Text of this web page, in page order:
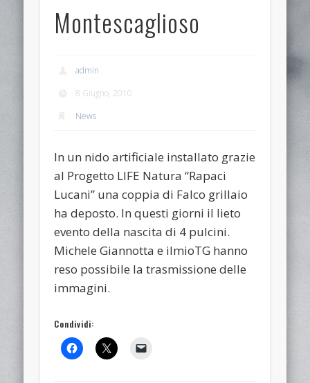
Montescaglioso
admin
8 Giugno, 2010
News
In un nido artificiale installato grazie
al Progetto LIFE Natura “Rapaci
Lucani” una coppia di Falco grillaio
ha deposto. In questi giorni il lieto
evento della nascita di 4 pulcini.
Michele Giannotta e ilmioTG hanno
reso possibile la trasmissione delle
immagini.
Condividi: